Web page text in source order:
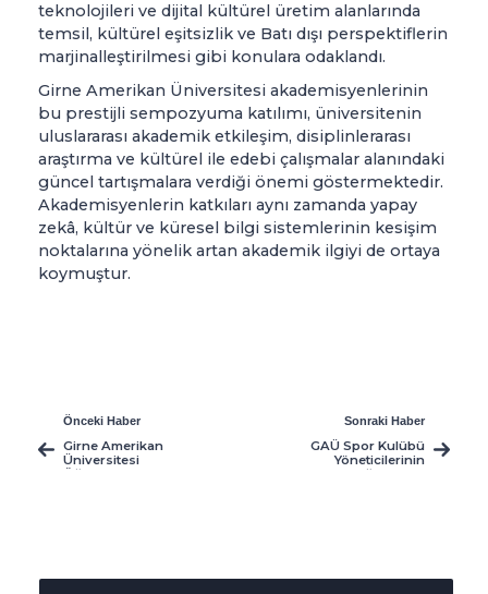
teknolojileri ve dijital kültürel üretim alanlarında
temsil, kültürel eşitsizlik ve Batı dışı perspektiflerin
marjinalleştirilmesi gibi konulara odaklandı.
Girne Amerikan Üniversitesi akademisyenlerinin
bu prestijli sempozyuma katılımı, üniversitenin
uluslararası akademik etkileşim, disiplinlerarası
araştırma ve kültürel ile edebi çalışmalar alanındaki
güncel tartışmalara verdiği önemi göstermektedir.
Akademisyenlerin katkıları aynı zamanda yapay
zekâ, kültür ve küresel bilgi sistemlerinin kesişim
noktalarına yönelik artan akademik ilgiyi de ortaya
koymuştur.
Önceki Haber
Girne Amerikan
Üniversitesi
Öğrencileri
Sonraki Haber
GAÜ Spor Kulübü
Yöneticilerinin
Sorumluluğu Paneli